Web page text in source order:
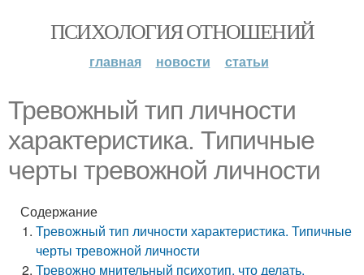
ПСИХОЛОГИЯ ОТНОШЕНИЙ
главная новости статьи
Тревожный тип личности
характеристика. Типичные
черты тревожной личности
Содержание
Тревожный тип личности характеристика. Типичные
черты тревожной личности
Тревожно мнительный психотип, что делать.